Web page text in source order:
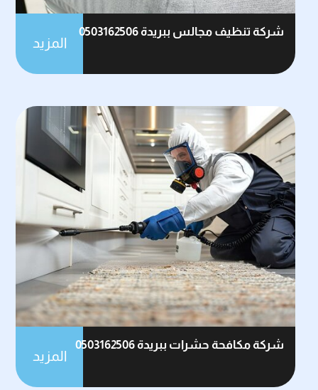
شركة تنظيف مجالس ببريدة 0503162506
المزيد
شركة مكافحة حشرات ببريدة 0503162506
المزيد